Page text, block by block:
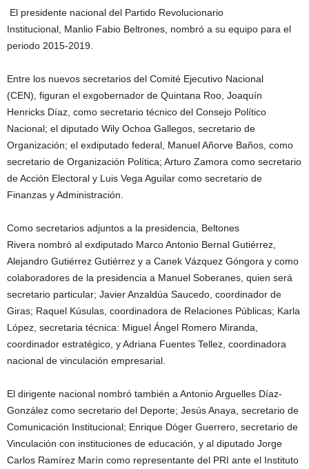
El presidente nacional del Partido Revolucionario
Institucional, Manlio Fabio Beltrones, nombró a su equipo para el
periodo 2015-2019.
Entre los nuevos secretarios del Comité Ejecutivo Nacional
(CEN), figuran el exgobernador de Quintana Roo, Joaquín
Henricks Díaz, como secretario técnico del Consejo Político
Nacional; el diputado Wily Ochoa Gallegos, secretario de
Organización; el exdiputado federal, Manuel Añorve Baños, como
secretario de Organización Política; Arturo Zamora como secretario
de Acción Electoral y Luis Vega Aguilar como secretario de
Finanzas y Administración.
Como secretarios adjuntos a la presidencia, Beltones
Rivera nombró al exdiputado Marco Antonio Bernal Gutiérrez,
Alejandro Gutiérrez Gutiérrez y a Canek Vázquez Góngora y como
colaboradores de la presidencia a Manuel Soberanes, quien será
secretario particular; Javier Anzaldúa Saucedo, coordinador de
Giras; Raquel Kúsulas, coordinadora de Relaciones Públicas; Karla
López, secretaria técnica: Miguel Ángel Romero Miranda,
coordinador estratégico, y Adriana Fuentes Tellez, coordinadora
nacional de vinculación empresarial.
El dirigente nacional nombró también a Antonio Arguelles Díaz-
González como secretario del Deporte; Jesús Anaya, secretario de
Comunicación Institucional; Enrique Dóger Guerrero, secretario de
Vinculación con instituciones de educación, y al diputado Jorge
Carlos Ramírez Marín como representante del PRI ante el Instituto